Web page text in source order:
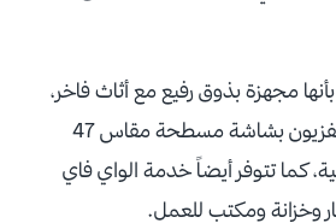
مجهزة بذوق رفيع مع أثاث فاخر،
وتحتوي الغرف على وتلفزيون بشاشة مسطحة مقاس 47
كما تتوفر أيضاً خدمة الواي فاي
وخزانة ومكتب للعمل.